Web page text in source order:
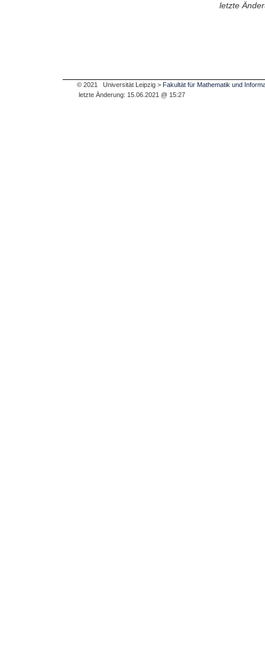
letzte
© 2021 Universität Leipzig > Fakultät für Mathematik und
letzte Änderung: 15.06.2021 @ 15:27